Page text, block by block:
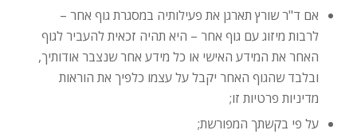
אם ד"ר שורץ תארגן את פעילותיה במסגרת גוף אחר –
לרבות מיזוג עם גוף אחר – היא תהיה זכאית להעביר לגוף
האחר את המידע האישי או כל מידע אחר שנצבר אודותיך,
ובלבד שהגוף האחר יקבל על עצמו כלפיך את הוראות
מדיניות פרטיות זו;
על פי בקשתך המפורשת;